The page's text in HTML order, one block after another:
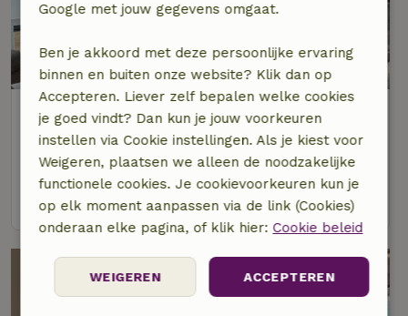
Natuurhuisje in Schenkenzell
Baden-Württemberg, Duitsland
8 personen3 slaapkamers
bekijk
Google met jouw gegevens omgaat.
Ben je akkoord met deze persoonlijke ervaring
binnen en buiten onze website? Klik dan op
Accepteren. Liever zelf bepalen welke cookies
je goed vindt? Dan kun je jouw voorkeuren
instellen via Cookie instellingen. Als je kiest voor
Weigeren, plaatsen we alleen de noodzakelijke
functionele cookies. Je cookievoorkeuren kun je
op elk moment aanpassen via de link (Cookies)
onderaan elke pagina, of klik hier: Cookie beleid
ACCEPTEREN
WEIGEREN